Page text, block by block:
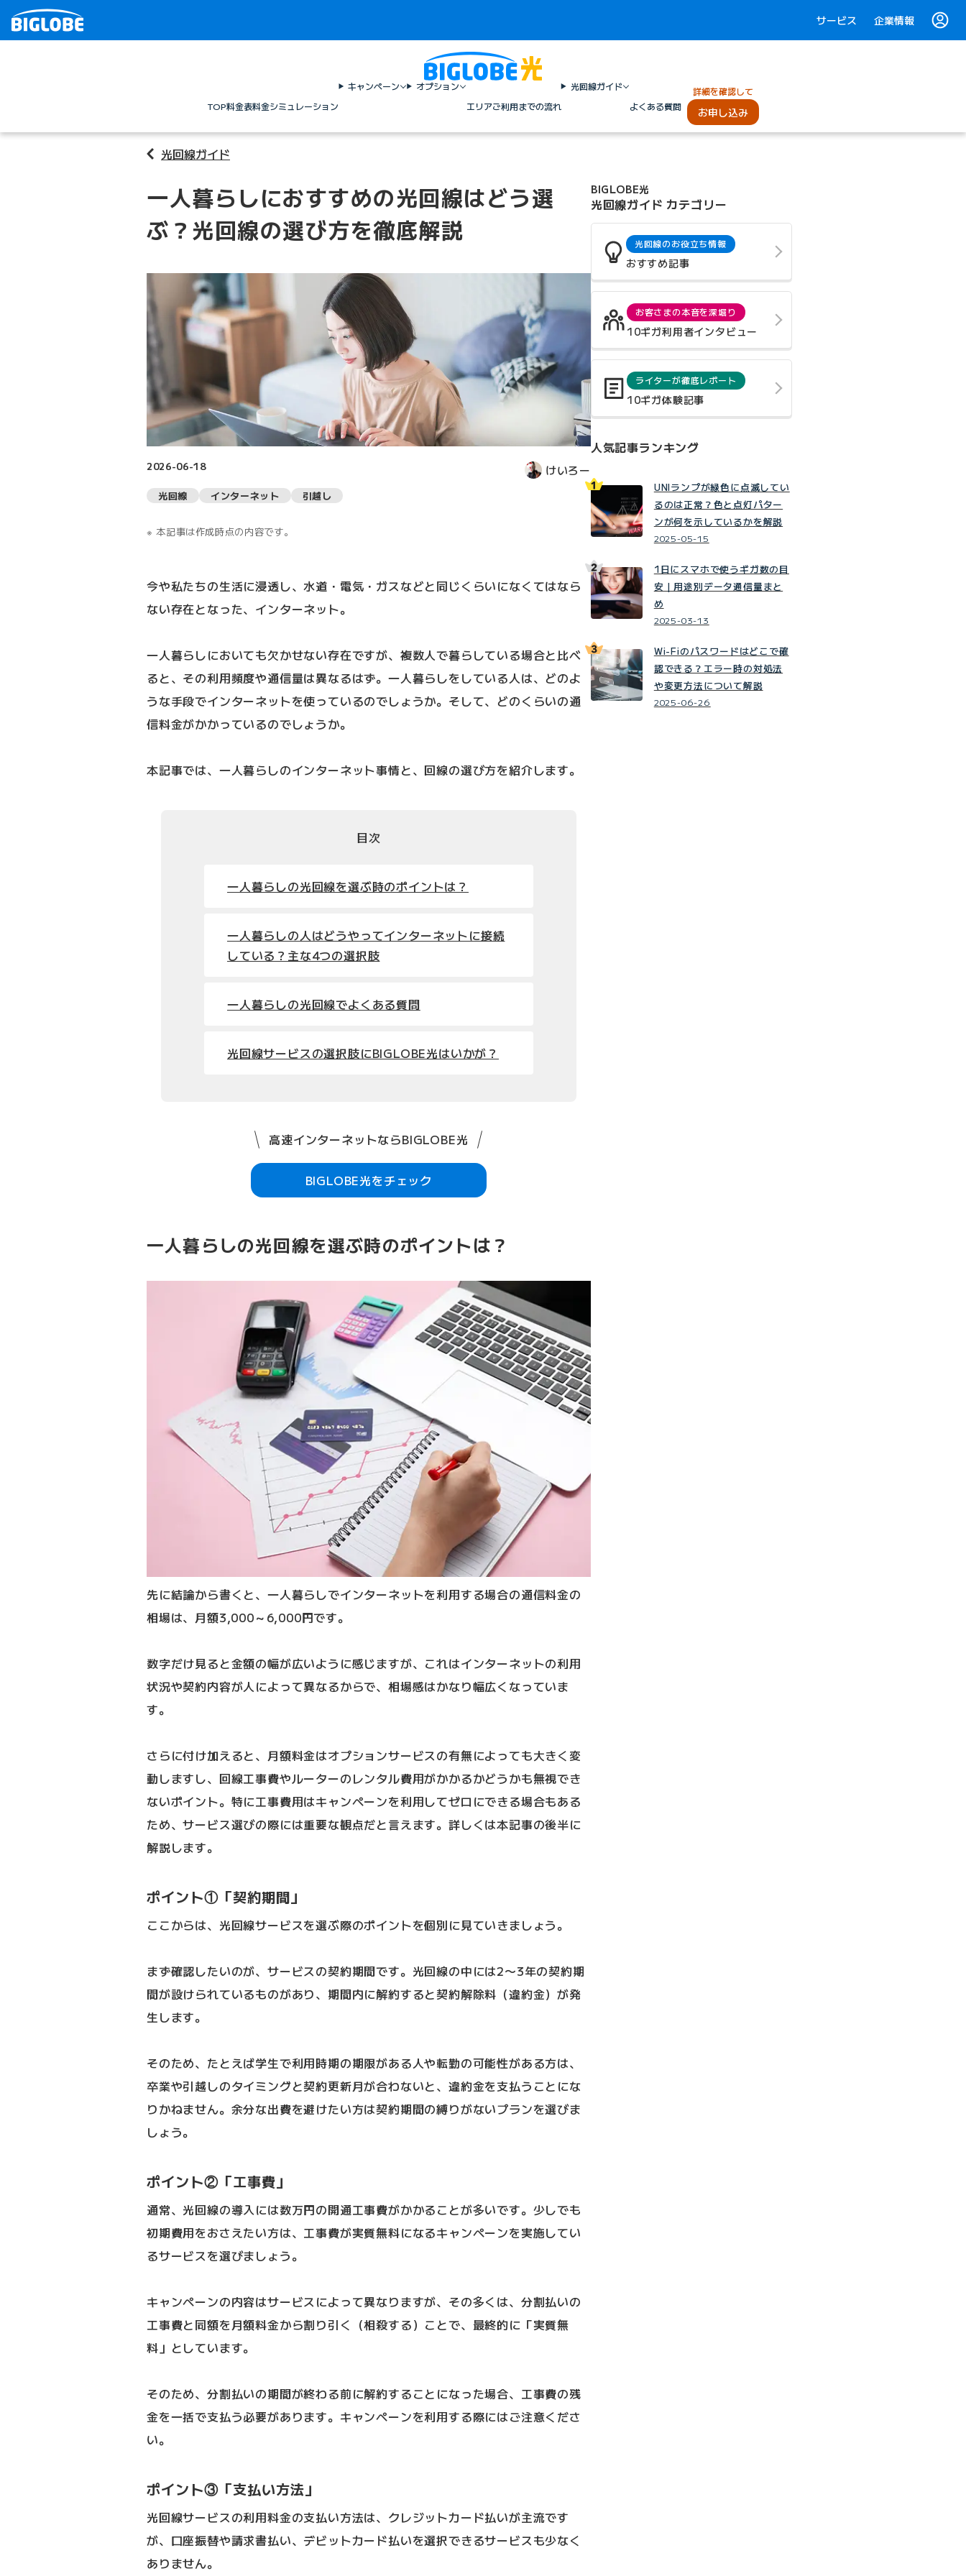
サービス 企業情報
TOP料金表料金シミュレーション
キャンペーン
オプション
エリアご利用までの流れ
光回線ガイド
よくある質問
詳細を確認して
お申し込み
光回線ガイド
一人暮らしにおすすめの光回線はどう選
ぶ？光回線の選び方を徹底解説
2026-06-18 けいろー
光回線 インターネット 引越し
本記事は作成時点の内容です。
今や私たちの生活に浸透し、水道・電気・ガスなどと同じくらいになくてはなら
ない存在となった、インターネット。
一人暮らしにおいても欠かせない存在ですが、複数人で暮らしている場合と比べ
ると、その利用頻度や通信量は異なるはず。一人暮らしをしている人は、どのよ
うな手段でインターネットを使っているのでしょうか。そして、どのくらいの通
信料金がかかっているのでしょうか。
本記事では、一人暮らしのインターネット事情と、回線の選び方を紹介します。
目次
一人暮らしの光回線を選ぶ時のポイントは？
一人暮らしの人はどうやってインターネットに接続
している？主な4つの選択肢
一人暮らしの光回線でよくある質問
光回線サービスの選択肢にBIGLOBE光はいかが？
高速インターネットならBIGLOBE光
BIGLOBE光をチェック
一人暮らしの光回線を選ぶ時のポイントは？
先に結論から書くと、一人暮らしでインターネットを利用する場合の通信料金の
相場は、月額3,000～6,000円です。
数字だけ見ると金額の幅が広いように感じますが、これはインターネットの利用
状況や契約内容が人によって異なるからで、相場感はかなり幅広くなっていま
す。
さらに付け加えると、月額料金はオプションサービスの有無によっても大きく変
動しますし、回線工事費やルーターのレンタル費用がかかるかどうかも無視でき
ないポイント。特に工事費用はキャンペーンを利用してゼロにできる場合もある
ため、サービス選びの際には重要な観点だと言えます。詳しくは本記事の後半に
解説します。
ポイント①「契約期間」
ここからは、光回線サービスを選ぶ際のポイントを個別に見ていきましょう。
まず確認したいのが、サービスの契約期間です。光回線の中には2〜3年の契約期
間が設けられているものがあり、期間内に解約すると契約解除料（違約金）が発
生します。
そのため、たとえば学生で利用時期の期限がある人や転勤の可能性がある方は、
卒業や引越しのタイミングと契約更新月が合わないと、違約金を支払うことにな
りかねません。余分な出費を避けたい方は契約期間の縛りがないプランを選びま
しょう。
ポイント②「工事費」
通常、光回線の導入には数万円の開通工事費がかかることが多いです。少しでも
初期費用をおさえたい方は、工事費が実質無料になるキャンペーンを実施してい
るサービスを選びましょう。
キャンペーンの内容はサービスによって異なりますが、その多くは、分割払いの
工事費と同額を月額料金から割り引く（相殺する）ことで、最終的に「実質無
料」としています。
そのため、分割払いの期間が終わる前に解約することになった場合、工事費の残
金を一括で支払う必要があります。キャンペーンを利用する際にはご注意くださ
い。
ポイント③「支払い方法」
光回線サービスの利用料金の支払い方法は、クレジットカード払いが主流です
が、口座振替や請求書払い、デビットカード払いを選択できるサービスも少なく
ありません。
BIGLOBE光
光回線ガイド カテゴリー
光回線のお役立ち情報
おすすめ記事
お客さまの本音を深堀り
10ギガ利用者インタビュー
ライターが徹底レポート
10ギガ体験記事
人気記事ランキング
UNIランプが緑色に点滅してい
るのは正常？色と点灯パター
ンが何を示しているかを解説
2025-05-15
1日にスマホで使うギガ数の目
安｜用途別データ通信量まと
め
2025-03-13
Wi-Fiのパスワードはどこで確
認できる？エラー時の対処法
や変更方法について解説
2025-06-26